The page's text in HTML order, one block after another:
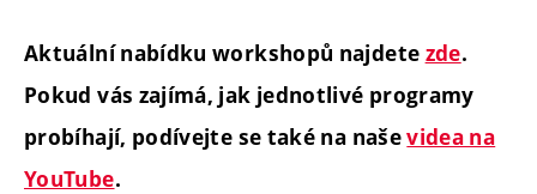
Aktuální nabídku workshopů najdete zde.
Pokud vás zajímá, jak jednotlivé programy
probíhají, podívejte se také na naševidea na
YouTube.